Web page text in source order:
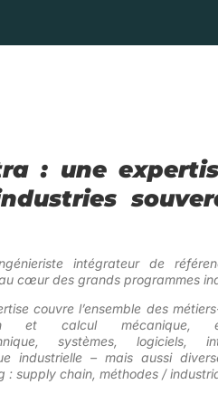
: une
intégrateur de
cœur des grands programmes
couvre l’ensemble des
et calcul mécanique,
systèmes, logiciels,
industrielle –mais aussi
: supply chain, méthodes /